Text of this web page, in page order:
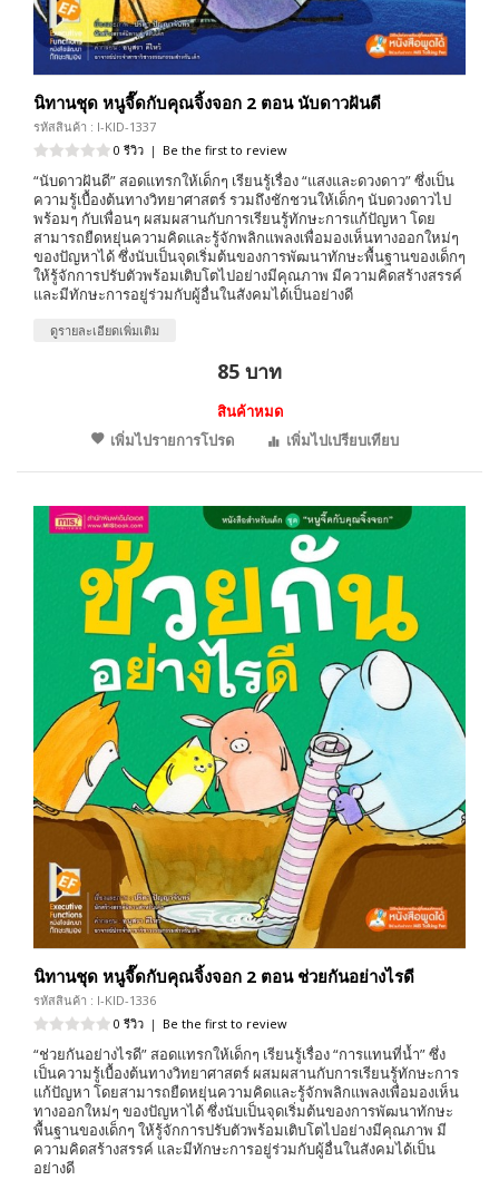
นิทานชุด หนูจี๊ดกับคุณจิ้งจอก 2 ตอน นับดาวฝันดี
รหัสสินค้า : I-KID-1337
0 รีวิว | Be the first to review
“นับดาวฝันดี” สอดแทรกให้เด็กๆ เรียนรู้เรื่อง “แสงและดวงดาว” ซึ่งเป็น
ความรู้เบื้องต้นทางวิทยาศาสตร์ รวมถึงชักชวนให้เด็กๆ นับดวงดาวไป
พร้อมๆ กับเพื่อนๆ ผสมผสานกับการเรียนรู้ทักษะการแก้ปัญหา โดย
สามารถยืดหยุ่นความคิดและรู้จักพลิกแพลงเพื่อมองเห็นทางออกใหม่ๆ
ของปัญหาได้ ซึ่งนับเป็นจุดเริ่มต้นของการพัฒนาทักษะพื้นฐานของเด็กๆ
ให้รู้จักการปรับตัวพร้อมเติบโตไปอย่างมีคุณภาพ มีความคิดสร้างสรรค์
และมีทักษะการอยู่ร่วมกับผู้อื่นในสังคมได้เป็นอย่างดี
ดูรายละเอียดเพิ่มเติม
85 บาท
สินค้าหมด
เพิ่มไปรายการโปรด
เพิ่มไปเปรียบเทียบ
นิทานชุด หนูจี๊ดกับคุณจิ้งจอก 2 ตอน ช่วยกันอย่างไรดี
รหัสสินค้า : I-KID-1336
0 รีวิว | Be the first to review
“ช่วยกันอย่างไรดี” สอดแทรกให้เด็กๆ เรียนรู้เรื่อง “การแทนที่น้ำ” ซึ่ง
เป็นความรู้เบื้องต้นทางวิทยาศาสตร์ ผสมผสานกับการเรียนรู้ทักษะการ
แก้ปัญหา โดยสามารถยืดหยุ่นความคิดและรู้จักพลิกแพลงเพื่อมองเห็น
ทางออกใหม่ๆ ของปัญหาได้ ซึ่งนับเป็นจุดเริ่มต้นของการพัฒนาทักษะ
พื้นฐานของเด็กๆ ให้รู้จักการปรับตัวพร้อมเติบโตไปอย่างมีคุณภาพ มี
ความคิดสร้างสรรค์ และมีทักษะการอยู่ร่วมกับผู้อื่นในสังคมได้เป็น
อย่างดี